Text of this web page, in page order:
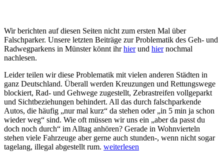
Wir berichten auf diesen Seiten nicht zum ersten Mal über
Falschparker. Unsere letzten Beiträge zur Problematik des Geh- und
Radwegparkens in Münster könnt ihrhierund hiernochmal
nachlesen.
Leider teilen wir diese Problematik mit vielen anderen Städten in
ganz Deutschland. Überall werden Kreuzungen und Rettungswege
blockiert, Rad- und Gehwege zugestellt, Zebrastreifen vollgeparkt
und Sichtbeziehungen behindert. All das durch falschparkende
Autos, die häufig „nur mal kurz“ da stehen oder „in 5 min ja schon
wieder weg“ sind. Wie oft müssen wir uns ein „aber da passt du
doch noch durch“ im Alltag anhören? Gerade in Wohnvierteln
stehen viele Fahrzeuge aber gerne auch stunden-, wenn nicht sogar
tagelang, illegal abgestellt rum. „Falschparker
weiterlesen